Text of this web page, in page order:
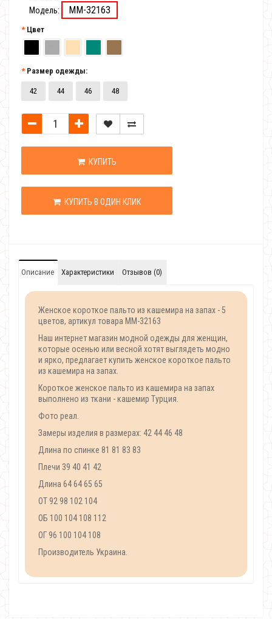
Модель: MM-32163
Цвет
Размер одежды:
42 44 46 48
КУПИТЬ
КУПИТЬ В ОДИН КЛИК
Описание Характеристики Отзывов (0)
Женское короткое пальто из кашемира на запах - 5
цветов, артикул товара MM-32163
Наш интернет магазин модной одежды для женщин,
которые осенью или весной хотят выглядеть модно
и ярко, предлагает купить женское короткое пальто
из кашемира на запах.
Короткое женское пальто из кашемира на запах
выполнено из ткани - кашемир Турция.
Фото реал.
Замеры изделия в размерах: 42 44 46 48
Длина по спинке 81 81 83 83
Плечи 39 40 41 42
Длина 64 64 65 65
ОТ 92 98 102 104
ОБ 100 104 108 112
ОГ 96 100 104 108
Производитель Украина.